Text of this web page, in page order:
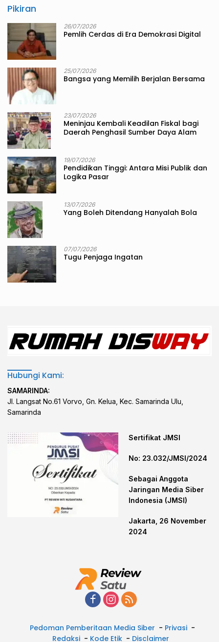
Pikiran
26/07/2026
Pemlih Cerdas di Era Demokrasi Digital
25/07/2026
Bangsa yang Memilih Berjalan Bersama
23/07/2026
Meninjau Kembali Keadilan Fiskal bagi
Daerah Penghasil Sumber Daya Alam
19/07/2026
Pendidikan Tinggi: Antara Misi Publik dan
Logika Pasar
13/07/2026
Yang Boleh Ditendang Hanyalah Bola
07/07/2026
Tugu Penjaga Ingatan
Hubungi Kami:
SAMARINDA:
Jl. Langsat No.61 Vorvo, Gn. Kelua, Kec. Samarinda Ulu,
Samarinda
Sertifikat JMSI
No: 23.032/JMSI/2024
Sebagai Anggota
Jaringan Media Siber
Indonesia (JMSI)
Jakarta, 26 November
2024
Pedoman Pemberitaan Media Siber
Privasi
Redaksi
Kode Etik Disclaimer